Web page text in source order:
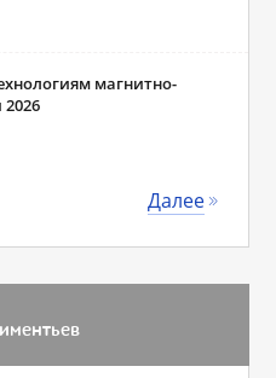
магнитно-
Далее